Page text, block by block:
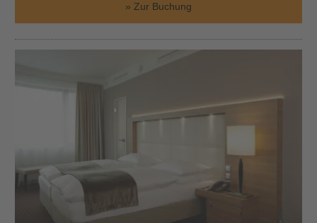
Zur Buchung